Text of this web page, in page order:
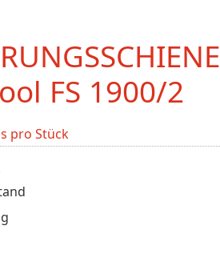
FS 1900/2
pro Stück